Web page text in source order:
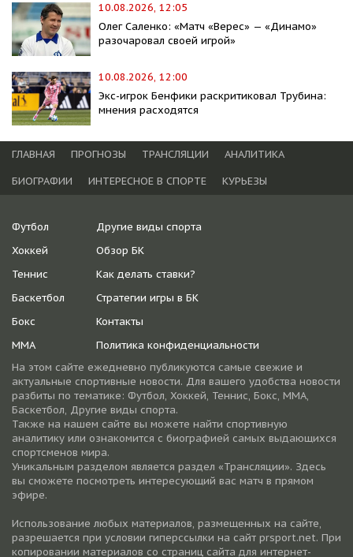
10.08.2026, 12:05
Олег Саленко: «Матч «Верес» — «Динамо»
разочаровал своей игрой»
10.08.2026, 12:00
Экс-игрок Бенфики раскритиковал Трубина:
мнения расходятся
ГЛАВНАЯ ПРОГНОЗЫ ТРАНСЛЯЦИИ
АНАЛИТИКА
БИОГРАФИИ
ИНТЕРЕСНОЕ В СПОРТЕ КУРЬЕЗЫ
Футбол
Хоккей
Теннис
Баскетбол
Бокс
ММА
Другие виды спорта
Обзор БК
Как делать ставки?
Стратегии игры в БК
Контакты
Политика конфиденциальности
На этом сайте ежедневно публикуются самые свежие и
актуальные спортивные новости. Для вашего удобства новости
разбиты по тематике: Футбол, Хоккей, Теннис, Бокс, ММА,
Баскетбол, Другие виды спорта.
Также на нашем сайте вы можете найти спортивную
аналитику или ознакомится с биографией самых выдающихся
спортсменов мира.
Уникальным разделом является раздел «Трансляции». Здесь
вы сможете посмотреть интересующий вас матч в прямом
эфире.
Использование любых материалов, размещенных на сайте,
разрешается при условии гиперссылки на cайт prsport.net. При
копировании материалов со страниц сайта для интернет-